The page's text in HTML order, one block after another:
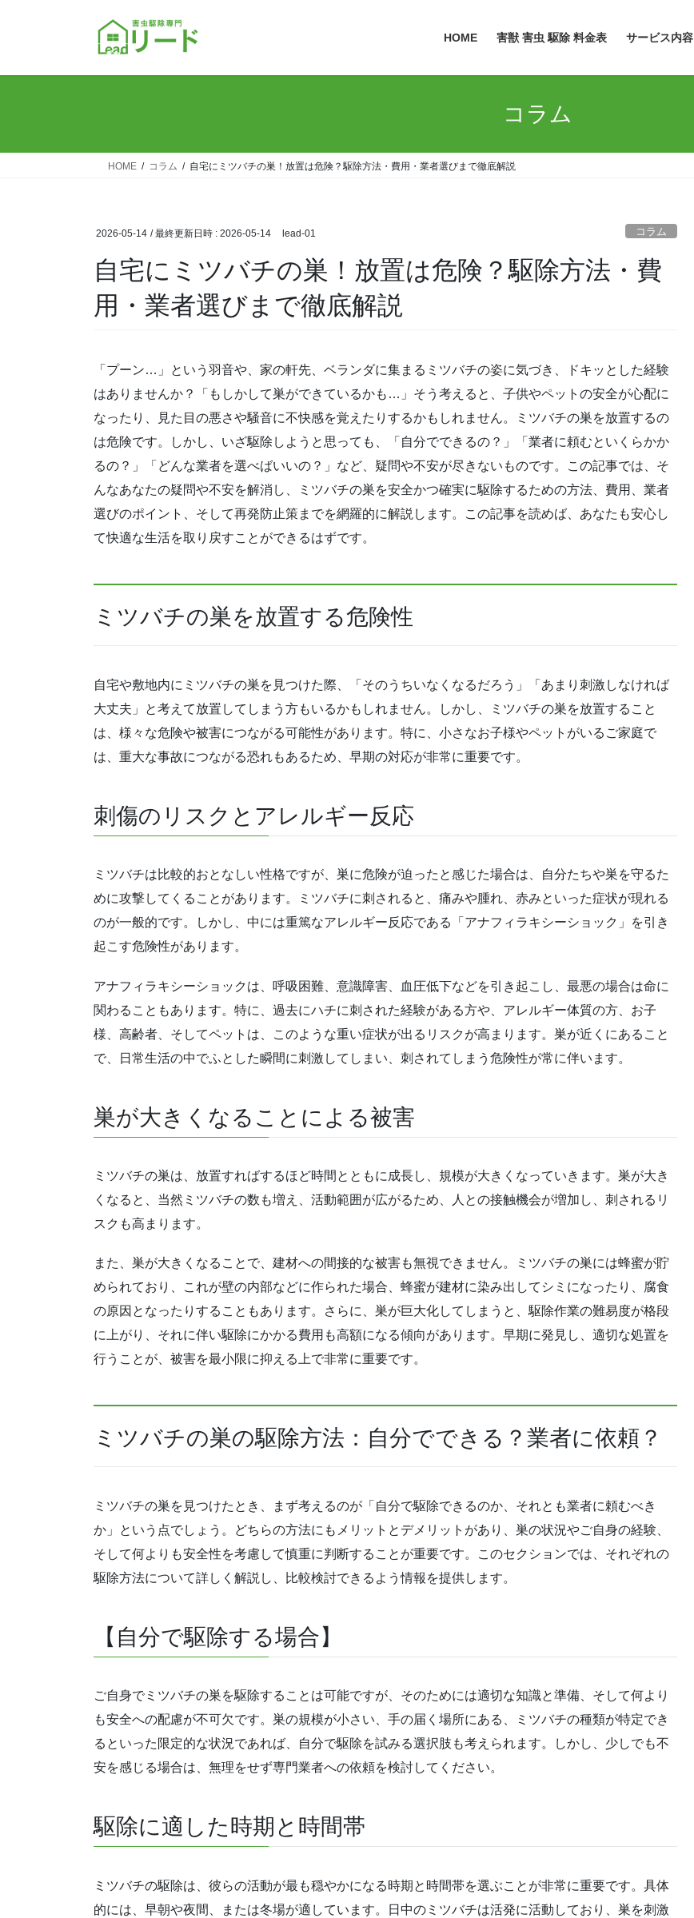
HOME 害獣 害虫 駆除 料金表 サービス内容
コラム
HOME コラム 自宅にミツバチの巣！放置は危険？駆除方法・費用・業者選びまで徹底解説
2026-05-14 / 最終更新日時 : 2026-05-14 lead-01 コラム
自宅にミツバチの巣！放置は危険？駆除方法・費
用・業者選びまで徹底解説
「プーン…」という羽音や、家の軒先、ベランダに集まるミツバチの姿に気づき、ドキッとした経験
はありませんか？「もしかして巣ができているかも…」そう考えると、子供やペットの安全が心配に
なったり、見た目の悪さや騒音に不快感を覚えたりするかもしれません。ミツバチの巣を放置するの
は危険です。しかし、いざ駆除しようと思っても、「自分でできるの？」「業者に頼むといくらかか
るの？」「どんな業者を選べばいいの？」など、疑問や不安が尽きないものです。この記事では、そ
んなあなたの疑問や不安を解消し、ミツバチの巣を安全かつ確実に駆除するための方法、費用、業者
選びのポイント、そして再発防止策までを網羅的に解説します。この記事を読めば、あなたも安心し
て快適な生活を取り戻すことができるはずです。
ミツバチの巣を放置する危険性
自宅や敷地内にミツバチの巣を見つけた際、「そのうちいなくなるだろう」「あまり刺激しなければ
大丈夫」と考えて放置してしまう方もいるかもしれません。しかし、ミツバチの巣を放置すること
は、様々な危険や被害につながる可能性があります。特に、小さなお子様やペットがいるご家庭で
は、重大な事故につながる恐れもあるため、早期の対応が非常に重要です。
刺傷のリスクとアレルギー反応
ミツバチは比較的おとなしい性格ですが、巣に危険が迫ったと感じた場合は、自分たちや巣を守るた
めに攻撃してくることがあります。ミツバチに刺されると、痛みや腫れ、赤みといった症状が現れる
のが一般的です。しかし、中には重篤なアレルギー反応である「アナフィラキシーショック」を引き
起こす危険性があります。
アナフィラキシーショックは、呼吸困難、意識障害、血圧低下などを引き起こし、最悪の場合は命に
関わることもあります。特に、過去にハチに刺された経験がある方や、アレルギー体質の方、お子
様、高齢者、そしてペットは、このような重い症状が出るリスクが高まります。巣が近くにあること
で、日常生活の中でふとした瞬間に刺激してしまい、刺されてしまう危険性が常に伴います。
巣が大きくなることによる被害
ミツバチの巣は、放置すればするほど時間とともに成長し、規模が大きくなっていきます。巣が大き
くなると、当然ミツバチの数も増え、活動範囲が広がるため、人との接触機会が増加し、刺されるリ
スクも高まります。
また、巣が大きくなることで、建材への間接的な被害も無視できません。ミツバチの巣には蜂蜜が貯
められており、これが壁の内部などに作られた場合、蜂蜜が建材に染み出してシミになったり、腐食
の原因となったりすることもあります。さらに、巣が巨大化してしまうと、駆除作業の難易度が格段
に上がり、それに伴い駆除にかかる費用も高額になる傾向があります。早期に発見し、適切な処置を
行うことが、被害を最小限に抑える上で非常に重要です。
ミツバチの巣の駆除方法：自分でできる？業者に依頼？
ミツバチの巣を見つけたとき、まず考えるのが「自分で駆除できるのか、それとも業者に頼むべき
か」という点でしょう。どちらの方法にもメリットとデメリットがあり、巣の状況やご自身の経験、
そして何よりも安全性を考慮して慎重に判断することが重要です。このセクションでは、それぞれの
駆除方法について詳しく解説し、比較検討できるよう情報を提供します。
【自分で駆除する場合】
ご自身でミツバチの巣を駆除することは可能ですが、そのためには適切な知識と準備、そして何より
も安全への配慮が不可欠です。巣の規模が小さい、手の届く場所にある、ミツバチの種類が特定でき
るといった限定的な状況であれば、自分で駆除を試みる選択肢も考えられます。しかし、少しでも不
安を感じる場合は、無理をせず専門業者への依頼を検討してください。
駆除に適した時期と時間帯
ミツバチの駆除は、彼らの活動が最も穏やかになる時期と時間帯を選ぶことが非常に重要です。具体
的には、早朝や夜間、または冬場が適しています。日中のミツバチは活発に活動しており、巣を刺激